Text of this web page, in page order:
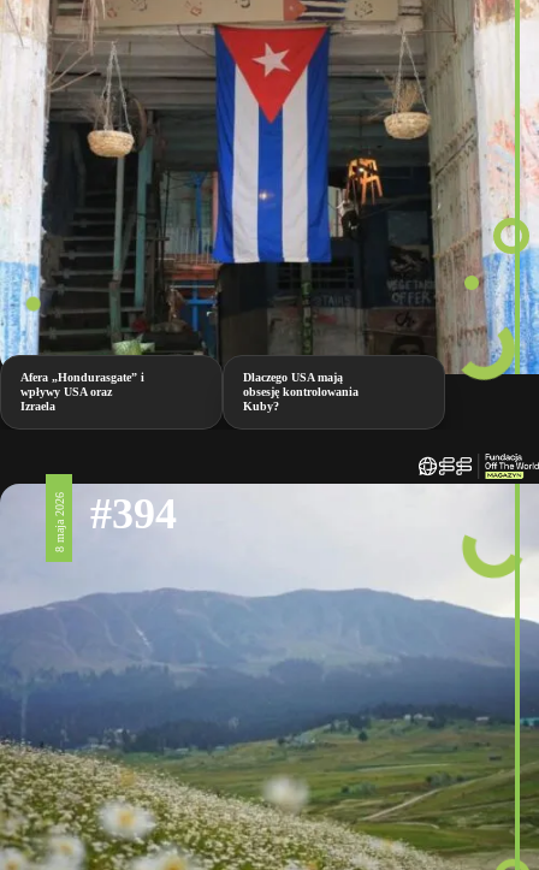
Afera „Hondurasgate” i
wpływy USA oraz
Izraela
Dlaczego USA mają
obsesję kontrolowania
Kuby?
8 maja 2026 #394